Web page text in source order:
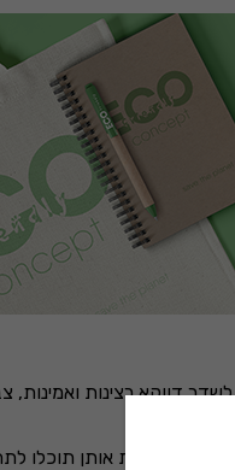
דווקא רצינות ואמינות,
ממותגות אותן תוכלו